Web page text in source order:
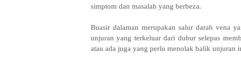
simptom dan masalah yang berbeza.
Buasir dalaman merupakan salur darah vena
unjuran yang terkeluar dari dubur selepas
atau ada juga yang perlu menolak balik unjuran